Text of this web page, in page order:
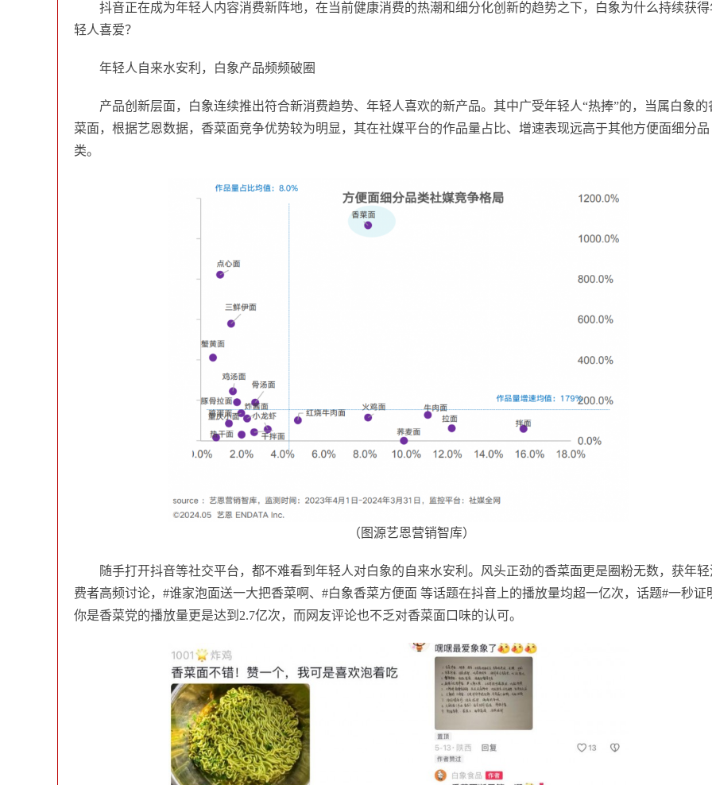
抖音正在成为年轻人内容消费新阵地，在当前健康消费的热潮和细分化创新的趋势之下，白象为什么持续获得
轻人喜爱？
年轻人 自来水安利， 白象产品频频破圈
产品创新层面，白象连续推出符合新消费趋势、年轻人喜欢的新产品。其中广受年轻人“热捧”的，当属白象的
菜面，根据艺恩数据，香菜面竞争优势较为明显，其在社媒平台的作品量占比、增速表现远高于其他方便面细分品
类。
（图源艺恩营销智库）
随手打开抖音等社交平台，都不难看到年轻人对白象的自来水安利。风头正劲的香菜面更是圈粉无数，获年轻
费者高频讨论，#谁家泡面送一大把香菜啊、#白象香菜方便面 等话题在抖音上的播放量均超一亿次，话题#一秒证
你是香菜党的播放量更是达到2.7亿次，而网友评论也不乏对香菜面口味的认可。